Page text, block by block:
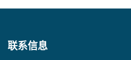
联系信息